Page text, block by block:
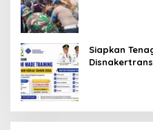
Siapkan